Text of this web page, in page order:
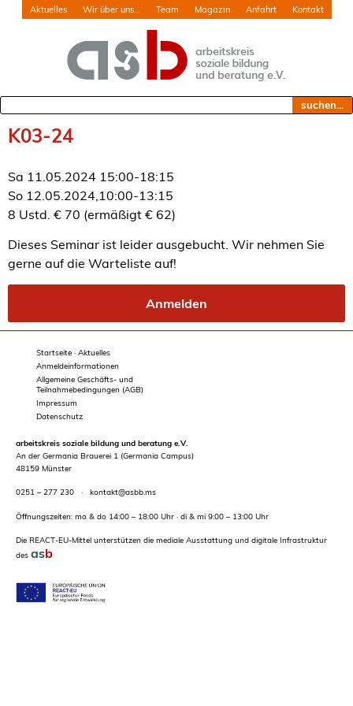
Aktuelles Wir über uns… Team Magazin Anfahrt Kontakt
suchen...
K03-24
Sa 11.05.2024 15:00-18:15
So 12.05.2024,10:00-13:15
8 Ustd. € 70 (ermäßigt € 62)
Dieses Seminar ist leider ausgebucht. Wir nehmen Sie
gerne auf die Warteliste auf!
Anmelden
Startseite · Aktuelles
Anmeldeinformationen
Allgemeine Geschäfts- und
Teilnahmebedingungen (AGB)
Impressum
Datenschutz
arbeitskreis soziale bildung und beratung e.V.
An der Germania Brauerei 1 (Germania Campus)
48159 Münster
0251 – 277 230 · kontakt@asbb.ms
Öffnungszeiten: mo & do 14:00 – 18:00 Uhr · di & mi 9:00 – 13:00 Uhr
Die REACT-EU-Mittel unterstützen die mediale Ausstattung und digitale Infrastruktur
des asb